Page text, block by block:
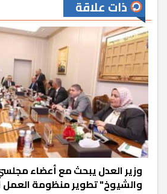
ذات علاقة
وزير العدل يبحث مع أعضاء
والشيوخ" تطوير منظومة